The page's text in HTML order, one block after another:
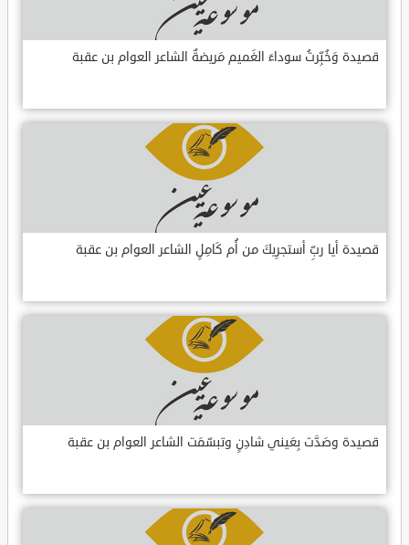
قصيدة وَخُبِّرتُ سوداءَ الغَميم مَريضةٌ الشاعر العوام بن عقبة
قصيدة أيا ربِّ أستجرِيكَ من أُم كَامِلٍ الشاعر العوام بن عقبة
قصيدة وصَدَّت بِعَيني شادِنٍ وتبسّمَت الشاعر العوام بن عقبة